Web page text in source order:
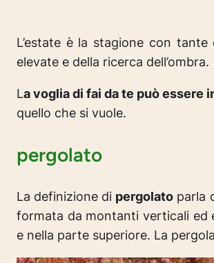
L’estate è la stagione con
elevate e della ricerca dell’ombra.
La voglia di fai da te può essere
quello che si vuole.
pergolato
La definizione di pergolato parla
formata da montanti verticali ed
e nella parte superiore. La pergola